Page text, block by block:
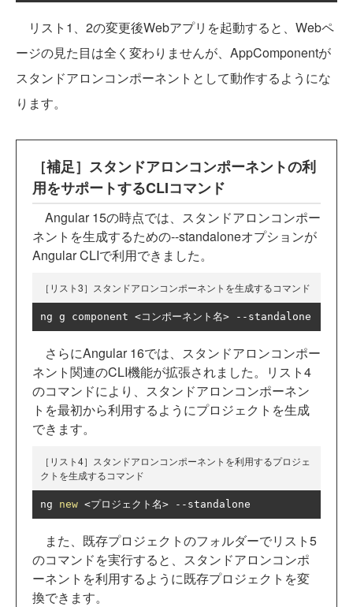
リスト1、2の変更後Webアプリを起動すると、Webペ
ージの見た目は全く変わりませんが、AppComponentが
スタンドアロンコンポーネントとして動作するようにな
ります。
［補足］スタンドアロンコンポーネントの利
用をサポートするCLIコマンド
Angular 15の時点では、スタンドアロンコンポー
ネントを生成するための--standaloneオプションが
Angular CLIで利用できました。
［リスト3］スタンドアロンコンポーネントを生成するコマンド
ng g component <コンポーネント名> -- standalone
さらにAngular 16では、スタンドアロンコンポー
ネント関連のCLI機能が拡張されました。リスト4
のコマンドにより、スタンドアロンコンポーネン
トを最初から利用するようにプロジェクトを生成
できます。
［リスト4］スタンドアロンコンポーネントを利用するプロジェ
クトを生成するコマンド
ng new <プロジェクト名> -- standalone
また、既存プロジェクトのフォルダーでリスト5
のコマンドを実行すると、スタンドアロンコンポ
ーネントを利用するように既存プロジェクトを変
換できます。